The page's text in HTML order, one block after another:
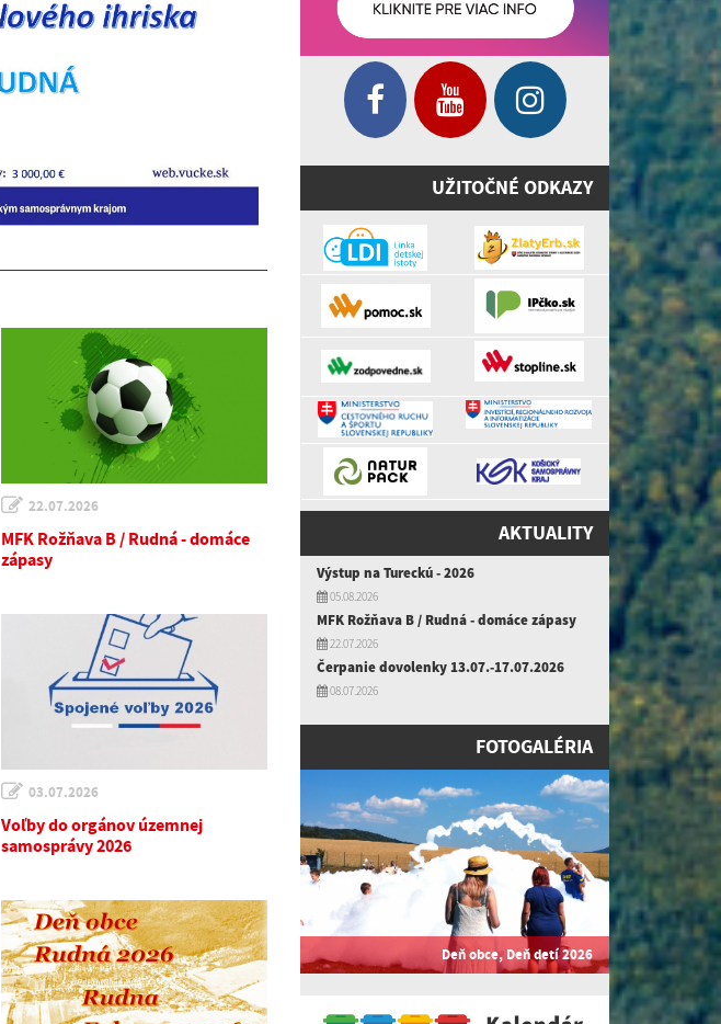
22.07.2026
MFK Rožňava B / Rudná - domáce
zápasy
03.07.2026
Voľby do orgánov územnej
samosprávy 2026
UŽITOČNÉ ODKAZY
AKTUALITY
Výstup na Tureckú - 2026
05.08.2026
MFK Rožňava B / Rudná - domáce zápasy
22.07.2026
Čerpanie dovolenky 13.07.-17.07.2026
08.07.2026
FOTOGALÉRIA
Deň obce, Deň detí 2026